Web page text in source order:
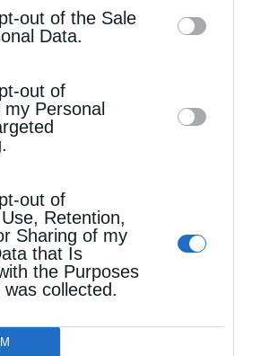
also be disclosed by us to
theIAB’s List of
third parties.
out of the Sale
Data.
out of
my Personal
out of
Retention,
Sharing of my
that Is
the Purposes
collected.
Καλλινίκου στην Καστοριά